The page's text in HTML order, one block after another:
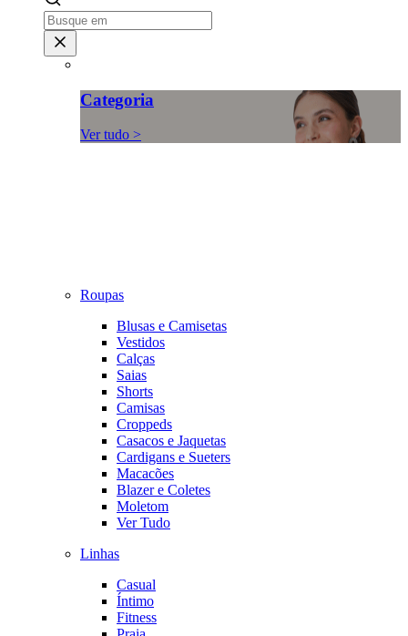
Categoria
Ver tudo >
Roupas
Blusas e Camisetas
Vestidos
Calças
Saias
Shorts
Camisas
Croppeds
Casacos e Jaquetas
Cardigans e Sueters
Macacões
Blazer e Coletes
Moletom
Ver Tudo
Linhas
Casual
Íntimo
Fitness